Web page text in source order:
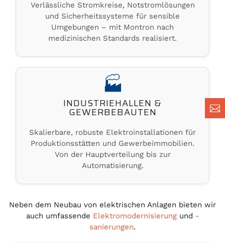


Verlässliche Stromkreise, Notstromlösungen
und Sicherheitssysteme für sensible
Umgebungen – mit Montron nach
medizinischen Standards realisiert.
🏭
INDUSTRIEHALLEN &
GEWERBEBAUTEN
Skalierbare, robuste Elektroinstallationen für
Produktionsstätten und Gewerbeimmobilien.
Von der Hauptverteilung bis zur
Automatisierung.
Neben dem Neubau von elektrischen Anlagen bieten wir
auch umfassende Elektromodernisierungund -
sanierungen.
